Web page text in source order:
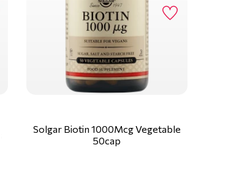
Solgar Biotin 1000Mcg Vegetable
50cap